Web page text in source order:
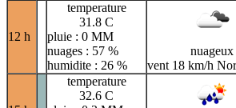
12 h
temperature
31.8 C
pluie : 0 MM
nuages : 57 %
humidite : 26 %
nuageux
vent 18 km/h
temperature
32.6 C